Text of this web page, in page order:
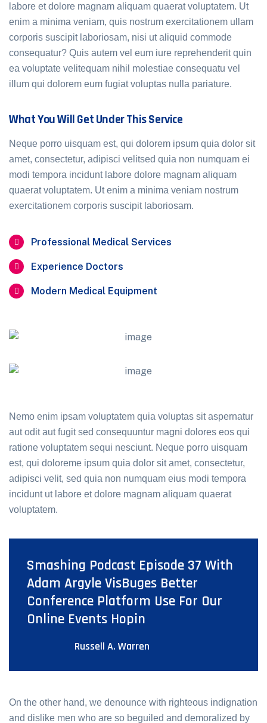
labore et dolore magnam aliquam quaerat voluptatem. Ut
enim a minima veniam, quis nostrum exercitationem ullam
corporis suscipit laboriosam, nisi ut aliquid commode
consequatur? Quis autem vel eum iure reprehenderit quin
ea voluptate velitequam nihil molestiae consequatu vel
illum qui dolorem eum fugiat voluptas nulla pariature.
What You Will Get Under This Service
Neque porro uisquam est, qui dolorem ipsum quia dolor sit
amet, consectetur, adipisci velitsed quia non numquam ei
modi tempora incidunt labore dolore magnam aliquam
quaerat voluptatem. Ut enim a minima veniam nostrum
exercitationem corporis suscipit laboriosam.
Professional Medical Services
Experience Doctors
Modern Medical Equipment
Nemo enim ipsam voluptatem quia voluptas sit aspernatur
aut odit aut fugit sed consequuntur magni dolores eos qui
ratione voluptatem sequi nesciunt. Neque porro uisquam
est, qui doloreme ipsum quia dolor sit amet, consectetur,
adipisci velit, sed quia non numquam eius modi tempora
incidunt ut labore et dolore magnam aliquam quaerat
voluptatem.
Smashing Podcast Episode 37 With
Adam Argyle VisBuges Better
Conference Platform Use For Our
Online Events Hopin
Russell A. Warren
On the other hand, we denounce with righteous indignation
and dislike men who are so beguiled and demoralized by